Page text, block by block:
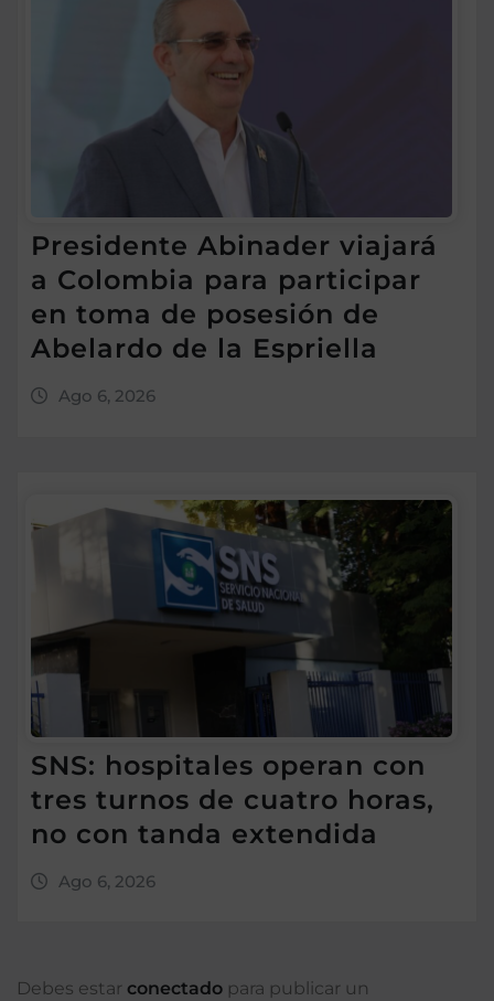
Presidente Abinader viajará
a Colombia para participar
en toma de posesión de
Abelardo de la Espriella
Ago 6, 2026
SNS: hospitales operan con
tres turnos de cuatro horas,
no con tanda extendida
Ago 6, 2026
Debes estar conectado para publicar un